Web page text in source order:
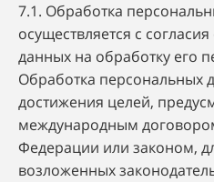
7.1. Обработка
осуществляется с
данных на обработку его
Обработка персональных
достижения целей,
международным
Федерации или законом,
возложенных